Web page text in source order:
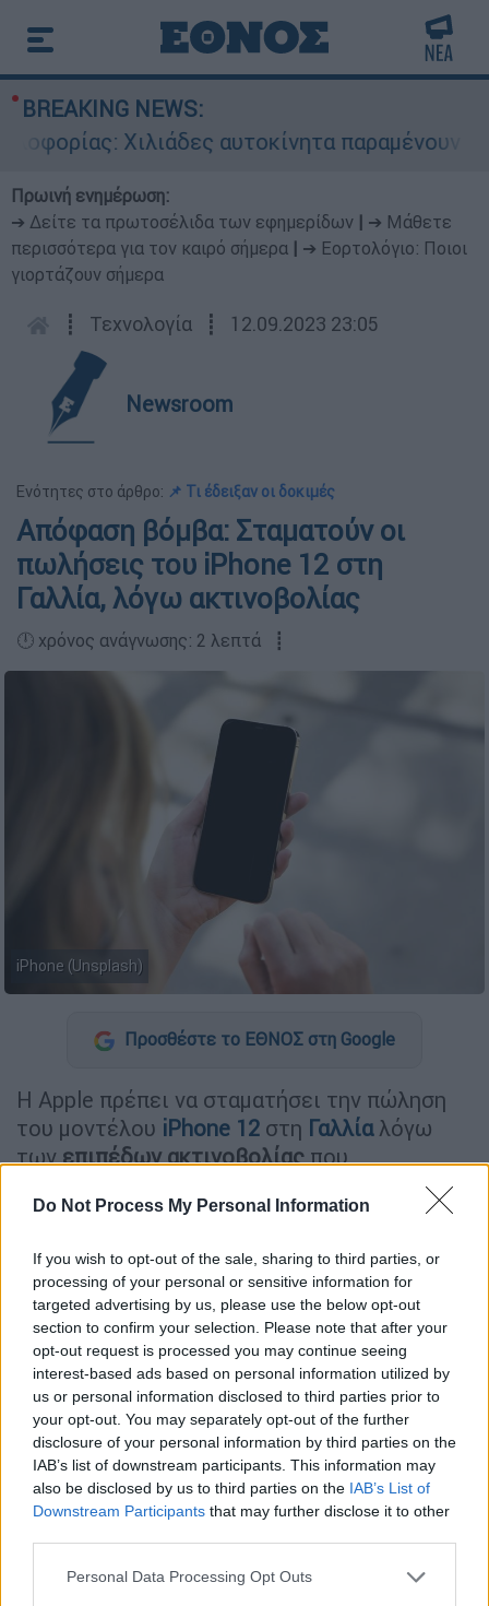
Do Not Process My Personal Information
If you wish to opt-out of the sale, sharing to third parties, or
processing of your personal or sensitive information for
targeted advertising by us, please use the below opt-out
section to confirm your selection. Please note that after your
opt-out request is processed you may continue seeing
interest-based ads based on personal information utilized by
us or personal information disclosed to third parties prior to
your opt-out. You may separately opt-out of the further
disclosure of your personal information by third parties on the
IAB’s list of downstream participants. This information may
also be disclosed by us to third parties on the IAB’s List of
Downstream Participants that may further disclose it to other
Please note that this website/app uses one or more Google
Personal Data Processing Opt Outs
BREAKING NEWS:
Χιλιάδες αυτοκίνητα παραμένουν
Πρωινή ενημέρωση:
➔ Δείτε τα πρωτοσέλιδα των εφημερίδων
➔ Μάθετε
περισσότερα για τον καιρό σήμερα
➔ Εορτολόγιο: Ποιοι
γιορτάζουν σήμερα
┋ Τεχνολογία ┋ 12.09.2023 23:05
Newsroom
Ενότητες στο άρθρο: 📌 Τι έδειξαν οι δοκιμές
Απόφαση βόμβα: Σταματούν οι
πωλήσεις του iPhone 12 στη
Γαλλία, λόγω ακτινοβολίας
🕛 χρόνος ανάγνωσης: 2 λεπτά ┋
iPhone (Unsplash)
Προσθέστε το ΕΘΝΟΣ στη Google
Η Apple πρέπει να σταματήσει την πώληση
του μοντέλου iPhone 12 στη Γαλλία λόγω
τωνεπιπέδων ακτινοβολίαςπου
υπερβαίνουν το όριο, δήλωσε ο υπουργός
ψηφιακής οικονομίας της χώρας στην
που δημοσιεύθηκε την Τρίτη.
Τι έδειξαν οι δοκιμές
Ο γαλλικός οργανισμός παρακολούθησης της
ακτινοβολίας ANFR ενημέρωσε την Apple
για την απόφασή του να απαγορεύσει τις
πωλήσεις του iPhone 12, αφού
πραγματοποίησε δοκιμές που έδειξαν ότι ο
ειδικός ρυθμός απορρόφησης (SAR) του
Noel Barrot στην εφημερίδα.